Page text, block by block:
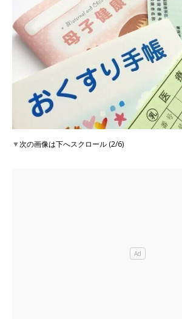
▼次の画像は下へスクロール (2/6)